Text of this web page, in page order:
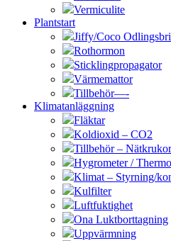
Vermiculite
Plantstart
Jiffy/Coco
Rothormon
Sticklingpropagator
Värmemattor
Tillbehör—-
Klimatanläggning
Fläktar
Koldioxid – CO2
Tillbehör – Nätkrukor
Hygrometer /
Klimat – Styrning/
Kulfilter
Luftfuktighet
Ona Luktborttagning
Uppvärmning